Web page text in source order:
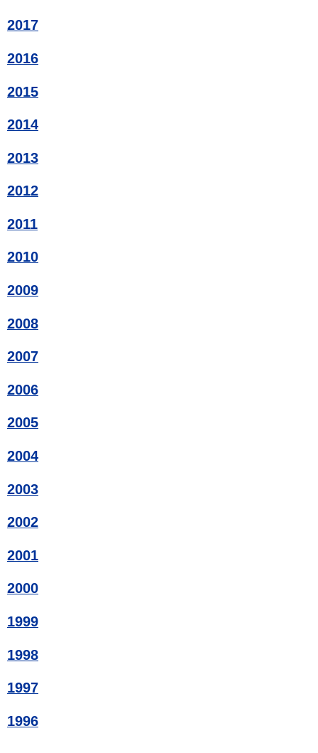
2017
2016
2015
2014
2013
2012
2011
2010
2009
2008
2007
2006
2005
2004
2003
2002
2001
2000
1999
1998
1997
1996